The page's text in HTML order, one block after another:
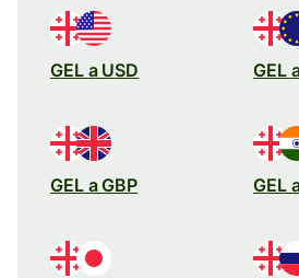
GEL a USD GEL
GEL a GBP GEL